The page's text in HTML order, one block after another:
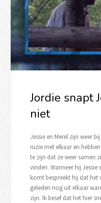
Jordie snapt
niet
Jessie en Merel zijn weer
ruzie met elkaar en
te zijn dat ze weer samen
vinden. Wanneer hij
komt bespreekt hij dat het
geleden nog uit elkaar
zijn. Ik besef dat het hier